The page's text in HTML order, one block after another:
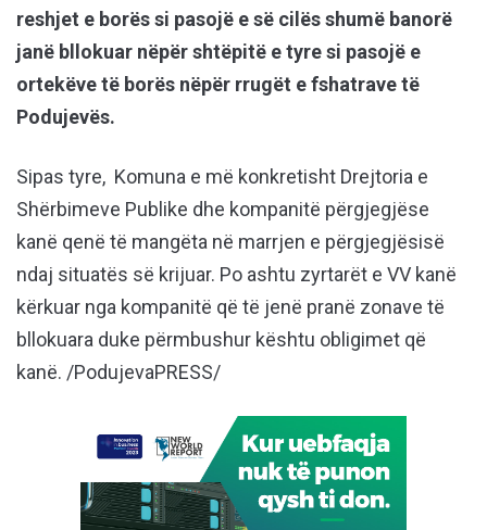
reshjet e borës si pasojë e së cilës shumë banorë
janë bllokuar nëpër shtëpitë e tyre si pasojë e
ortekëve të borës nëpër rrugët e fshatrave të
Podujevës.
Sipas tyre, Komuna e më konkretisht Drejtoria e
Shërbimeve Publike dhe kompanitë përgjegjëse
kanë qenë të mangëta në marrjen e përgjegjësisë
ndaj situatës së krijuar. Po ashtu zyrtarët e VV kanë
kërkuar nga kompanitë që të jenë pranë zonave të
bllokuara duke përmbushur kështu obligimet që
kanë. /PodujevaPRESS/